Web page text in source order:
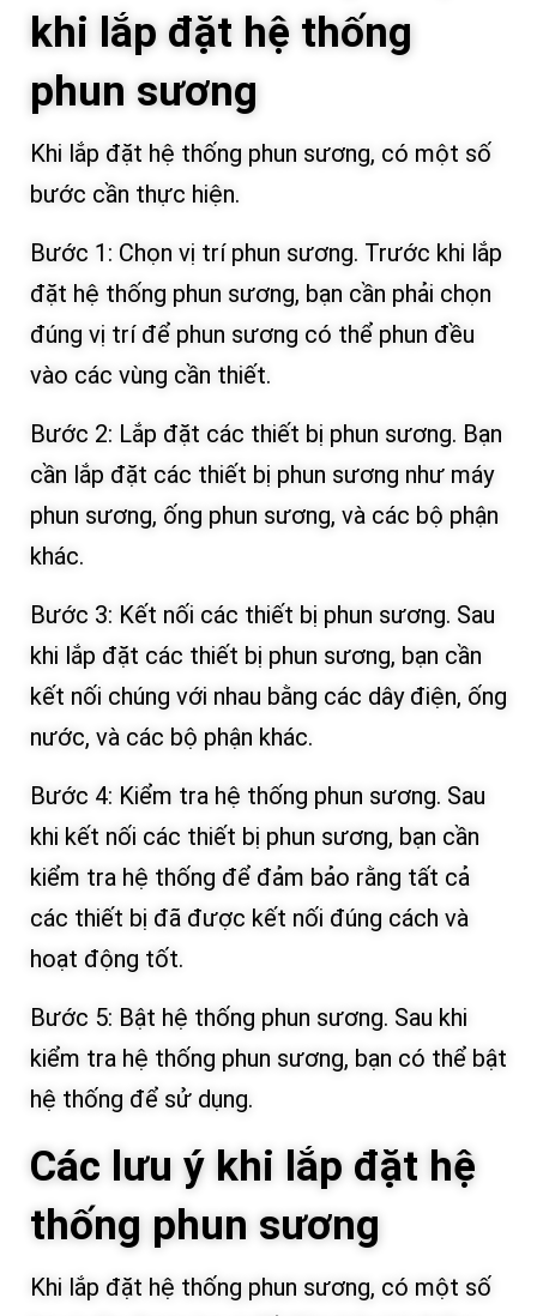
khi lắp đặt hệ thống
phun sương
Khi lắp đặt hệ thống phun sương, có một số
bước cần thực hiện.
Bước 1: Chọn vị trí phun sương. Trước khi lắp
đặt hệ thống phun sương, bạn cần phải chọn
đúng vị trí để phun sương có thể phun đều
vào các vùng cần thiết.
Bước 2: Lắp đặt các thiết bị phun sương. Bạn
cần lắp đặt các thiết bị phun sương như máy
phun sương, ống phun sương, và các bộ phận
khác.
Bước 3: Kết nối các thiết bị phun sương. Sau
khi lắp đặt các thiết bị phun sương, bạn cần
kết nối chúng với nhau bằng các dây điện, ống
nước, và các bộ phận khác.
Bước 4: Kiểm tra hệ thống phun sương. Sau
khi kết nối các thiết bị phun sương, bạn cần
kiểm tra hệ thống để đảm bảo rằng tất cả
các thiết bị đã được kết nối đúng cách và
hoạt động tốt.
Bước 5: Bật hệ thống phun sương. Sau khi
kiểm tra hệ thống phun sương, bạn có thể bật
hệ thống để sử dụng.
Các lưu ý khi lắp đặt hệ
thống phun sương
Khi lắp đặt hệ thống phun sương, có một số